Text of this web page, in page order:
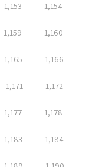
1,153 1,154
1,159 1,160
1,165 1,166
1,171 1,172
1,177 1,178
1,183 1,184